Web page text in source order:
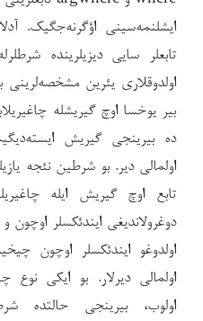
ایشلنمه‌سینی اؤگرنه‌جگیک.
تابعلر سایی دیزیلرینده
بیر یوخسا اوچ گیریشله
ده بیرینجی گیریش
اولمالی دیر. بو شرطین نئجه
تابع اوچ گیریش ایله
دوغرولاندیغی ایندئکسلر
اولدوغو ایندئکسلر اوچون
اولمالی دیرلار. بو ایکی نوع
اولوب، بیرینجی حالتده